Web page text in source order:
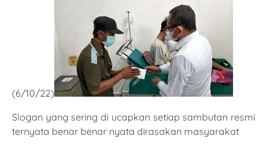
(6/10/22)
Slogan yang sering di ucapkan setiap sambutan resmi
ternyata benar benar nyata dirasakan masyarakat